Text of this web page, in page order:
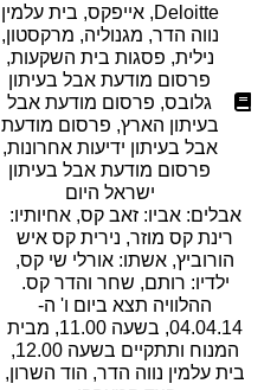
Deloitte
,אייפקס, בית עלמין
נווה הדר, מגנוליה, מרקסטון,
נילית, פסגות בית השקעות,
פרסום מודעת אבל בעיתון
גלובס, פרסום מודעת אבל
בעיתון הארץ, פרסום מודעת
אבל בעיתון ידיעות אחרונות,
פרסום מודעת אבל בעיתון
ישראל היום
אבלים: אביו: זאב קס, אחיותיו:
רינת קס מוזר, נירית קס איש
הורוביץ, אשתו: אורלי שי קס,
ילדיו: רותם, שחר והדר קס.
ההלוויה תצא ביום ו' ה-
04.04.14, בשעה 11.00, מבית
המנוח ותתקיים בשעה 12.00,
בית עלמין נווה הדר, הוד השרון,